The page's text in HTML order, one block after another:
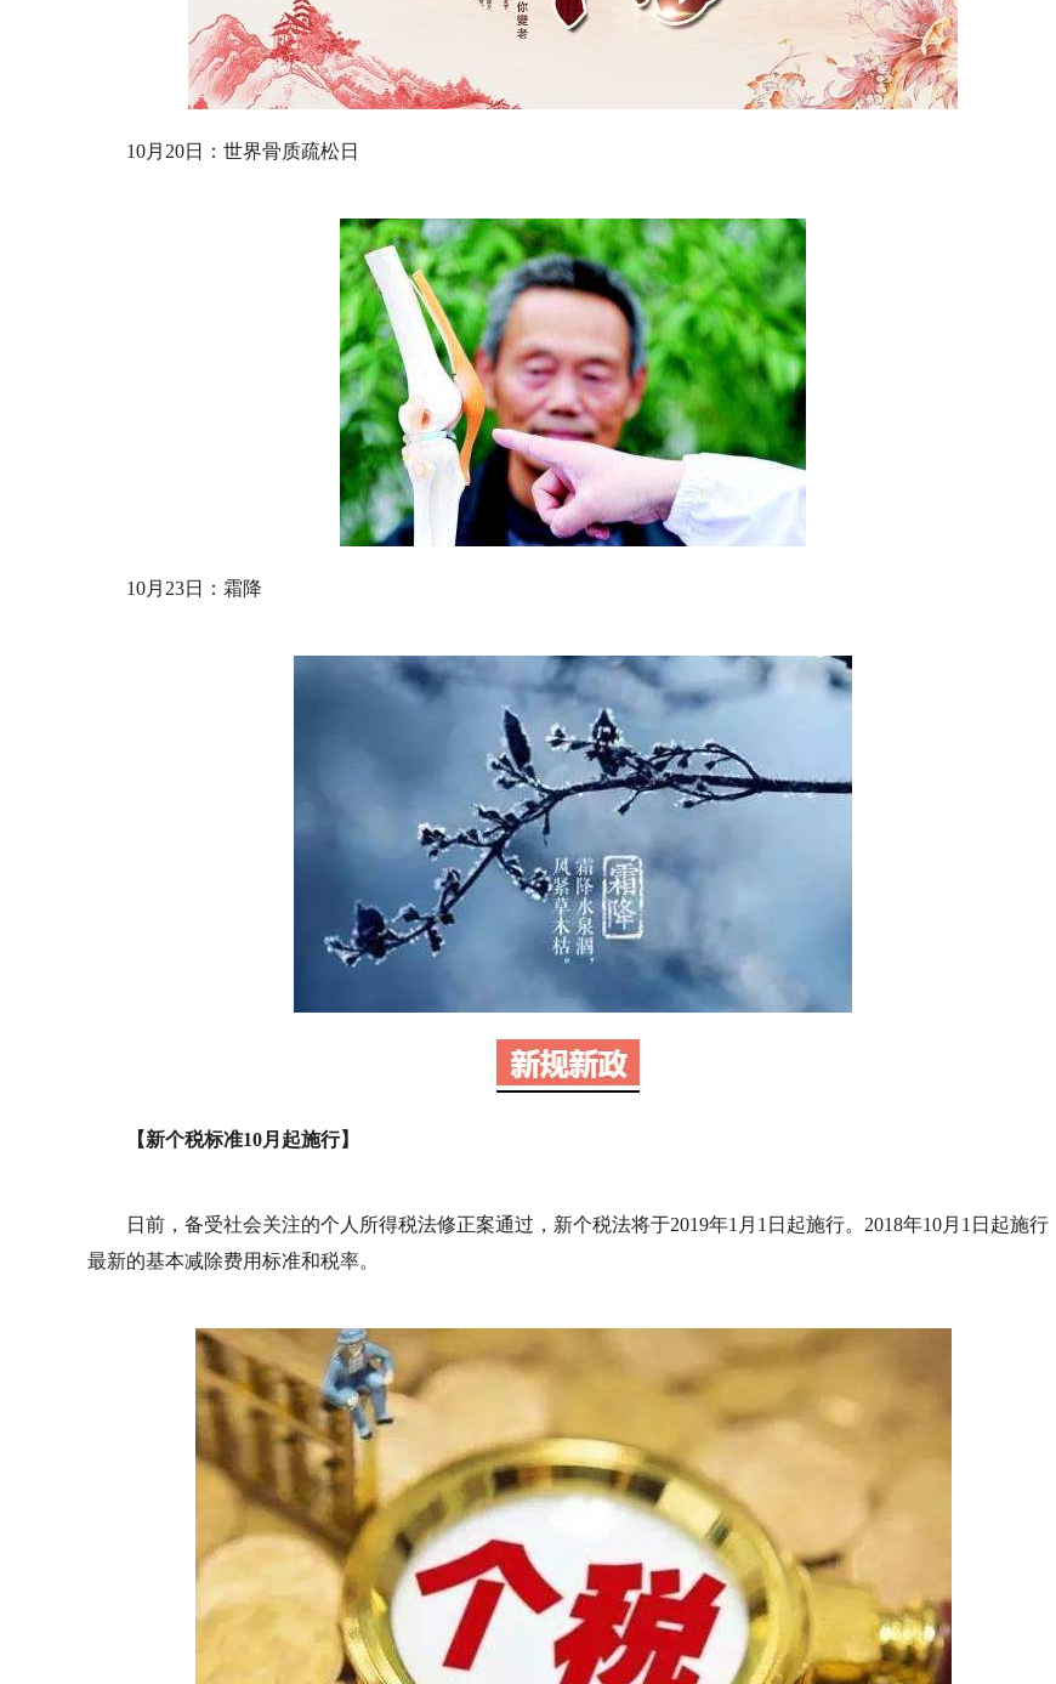
10月20日：世界骨质疏松日
10月23日：霜降
【新个税标准10月起施行】
日前，备受社会关注的个人所得税法修正案通过，新个税法将于2019年1月1日起施行。2018年10月1日起施行
最新的基本减除费用标准和税率。